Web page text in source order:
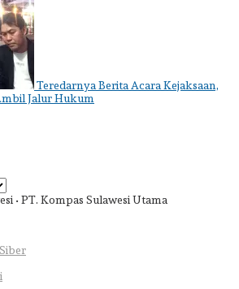
Teredarnya Berita Acara Kejaksaan,
Jalur Hukum
• PT. Kompas Sulawesi Utama